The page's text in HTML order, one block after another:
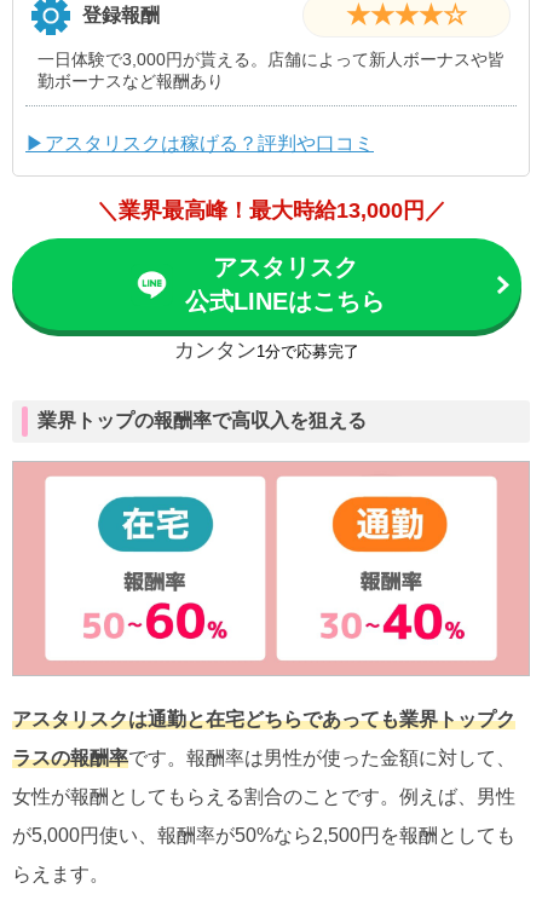
登録報酬 ★★★★☆
一日体験で3,000円が貰える。店舗によって新人ボーナスや皆
勤ボーナスなど報酬あり
▶アスタリスクは稼げる？評判や口コミ
＼業界最高峰！最大時給13,000円／
アスタリスク
公式LINEはこちら
カンタン1分で応募完了
業界トップの報酬率で高収入を狙える
アスタリスクは通勤と在宅どちらであっても業界トップク
ラスの報酬率です。報酬率は男性が使った金額に対して、
女性が報酬としてもらえる割合のことです。例えば、男性
が5,000円使い、報酬率が50%なら2,500円を報酬としても
らえます。